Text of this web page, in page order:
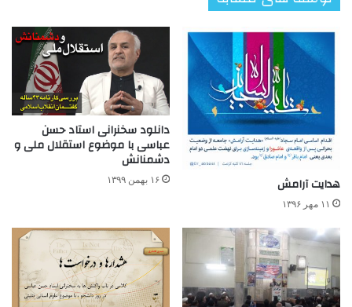
هدایت آرامش
۱۱ مهر ۱۳۹۶
دانلود سخنرانی استاد حسن
عباسی با موضوع استقلال ملی و
دشمنانش
۱۶ بهمن ۱۳۹۹